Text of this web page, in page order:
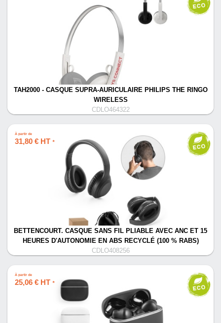
TAH2000 - CASQUE SUPRA-AURICULAIRE PHILIPS THE RINGO
WIRELESS
CDLO464322
À partir de
31,80 € HT *
BETTENCOURT. CASQUE SANS FIL PLIABLE AVEC ANC ET 15
HEURES D'AUTONOMIE EN ABS RECYCLÉ (100 % RABS)
CDLO408256
À partir de
25,06 € HT *